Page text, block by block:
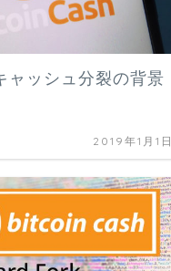
ャッシュ分裂の背景
2019年1月1日